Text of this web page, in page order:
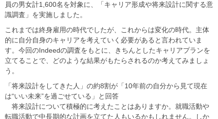
員の男女計1,600名を対象に、「キャリア形成や将来設計に関する意
識調査」を実施しました。​
​​これまでは終身雇用の時代でしたが、これからは変化の時代。主体
的に自分自身のキャリアを考えていく必要があると言われていま
す。今回のIndeedの調査をもとに、きちんとしたキャリアプランを
立てることで、どのような結果がもたらされるのか考えてみましょ
う。​
​​「将来設計をしてきた人」の約8割が「10年前の自分から見て現在
は“いい未来”を過ごせている」と回答​
​​ 将来設計について積極的に考えたことはありますか。就職活動や
転職活動で中長期的な計画を立てた人もいるかもしれません。しか